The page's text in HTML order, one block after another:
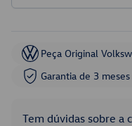
Peça Original
Garantia de 3
Tem dúvidas sobre a